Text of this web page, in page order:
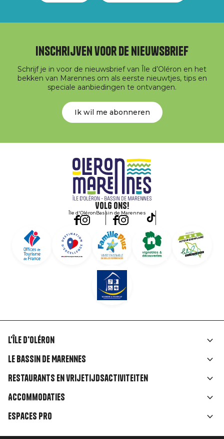
Inschrijven voor de nieuwsbrief
Schrijf je in voor de nieuwsbrief van Île d’Oléron en het
bekken van Marennes om als eerste nieuwtjes, tips en
speciale aanbiedingen te ontvangen.
Ik wil me abonneren
Volg ons!
Île d'OléronBassin de Marennes
Liens
rubriques
L'île d'Oléron
Le Bassin de Marennes
Restaurants en vrijetijdsactiviteiten
Accommodaties
Espaces Pro